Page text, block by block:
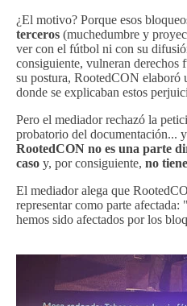
¿El motivo? Porque esos
terceros (muchedumbre y
ver con el fútbol ni con su
consiguiente, vulneran derechos
su postura, RootedCON elaboró
donde se explicaban estos
Pero el mediador rechazó la
probatorio del documentación...
RootedCON no es una parte
caso y, por consiguiente, no
El mediador alega que
representar como parte
hemos sido afectados por los